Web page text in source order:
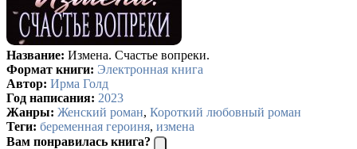
Название: Измена. Счастье вопреки.
Формат книги: Электронная книга
Автор: Ирма Голд
Год написания: 2023
Жанры: Женский роман, Короткий любовный роман
Теги: беременная героиня, измена
Вам понравилась книга?